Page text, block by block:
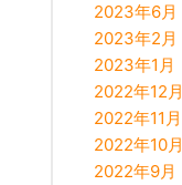
2023年6月
2023年2月
2023年1月
2022年12月
2022年11月
2022年10月
2022年9月